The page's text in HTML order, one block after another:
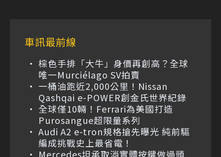
車訊最前線
棕色手排「大牛」身價再創高？全球
唯一Murciélago SV拍賣
一桶油跑近2,000公里！Nissan
Qashqai e-POWER創金氏世界紀錄
全球僅10輛！Ferrari為美國打造
Purosangue超限量系列
Audi A2 e-tron規格搶先曝光 純前驅
編成挑戰史上最省電！
Mercedes坦承取消實體按鍵做過頭